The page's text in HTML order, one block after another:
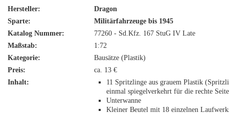
Hersteller:
Dragon
Sparte:
Militärfahrzeuge bis 1945
Katalog Nummer:
77260 - Sd.Kfz. 167 StuG IV Late
Maßstab:
1:72
Kategorie:
Bausätze (Plastik)
Preis:
ca. 13 €
Inhalt:
11 Spritzlinge aus grauem Plastik
einmal spiegelverkehrt für die rechte
Unterwanne
Kleiner Beutel mit 18 einzelnen